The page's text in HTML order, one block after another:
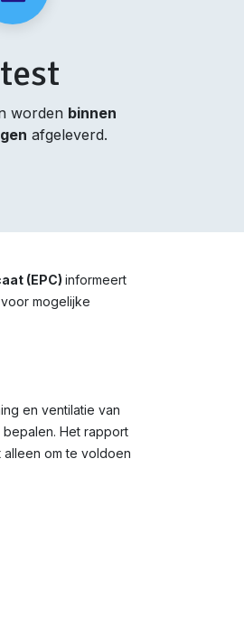
worden binnen
afgeleverd.
(EPC) informeert
mogelijke
en ventilatie van
Het rapport
om te voldoen